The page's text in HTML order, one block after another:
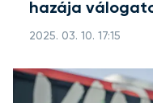
hazája
2025. 03. 10. 17:15